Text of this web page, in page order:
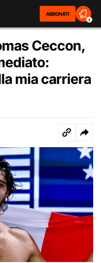
ABBONATI
2
Ceccon,
mia carriera